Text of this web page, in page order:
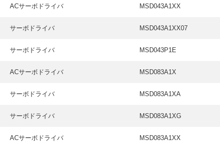
ACサーボドライバ MSD043A1XX
サーボドライバ MSD043A1XX07
サーボドライバ MSD043P1E
ACサーボドライバ MSD083A1X
サーボドライバ MSD083A1XA
サーボドライバ MSD083A1XG
ACサーボドライバ MSD083A1XX